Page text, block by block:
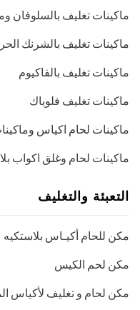
ماكينات تغليف بالسلوفان
ماكينات تغليف بالشرنك
ماكينات تغليف بالفاكيوم
ماكينات تغليف فلوباك
ماكينات لحام اكياس
ماكينات لحام وغلق اكواب
التعبئة والتغليف
مكن للحام أكيـاس بلاستكيه
مكن لحم الكيس
مكن لحام و تغليف لأكياس